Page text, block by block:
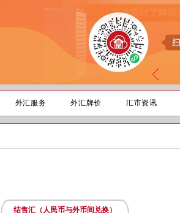
外汇服务 外汇牌价 汇市资讯
结售汇（人民币与外币间兑换）